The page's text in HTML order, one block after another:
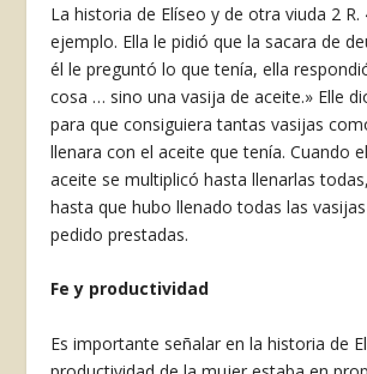
La historia de Elíseo y de otra viuda 2
ejemplo. Ella le pidió que la sacara de
él le preguntó lo que tenía, ella
cosa … sino una vasija de aceite.» Elle
para que consiguie­ra tantas vasijas
llenara con el aceite que tenía. Cuando
aceite se multiplicó hasta llenarlas
hasta que hubo llenado todas las
pedi­do prestadas.
Fe y productividad
Es importante señalar en la historia de